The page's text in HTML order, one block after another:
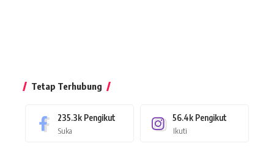
Tetap Terhubung
235.3k Pengikut
Suka
56.4k Pengikut
Ikuti